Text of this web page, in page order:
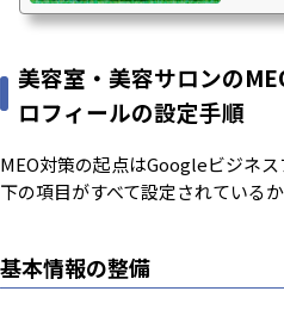
維持で
す。新
（1:5の
とが新
の目安
美容室・美容サロンの
ロフィールの設定手順
MEO対策の起点はGoogleビジネ
下の項目がすべて設定されている
基本情報の整備